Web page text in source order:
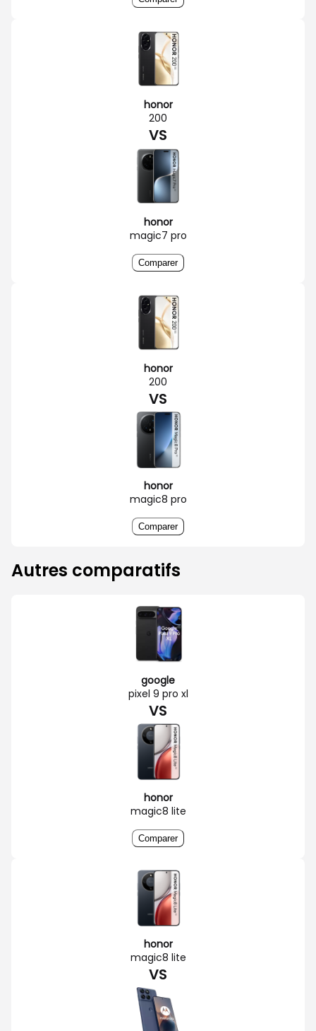
honor
200
VS
honor
magic7 pro
Comparer
honor
200
VS
honor
magic8 pro
Comparer
Autres comparatifs
google
pixel 9 pro xl
VS
honor
magic8 lite
Comparer
honor
magic8 lite
VS